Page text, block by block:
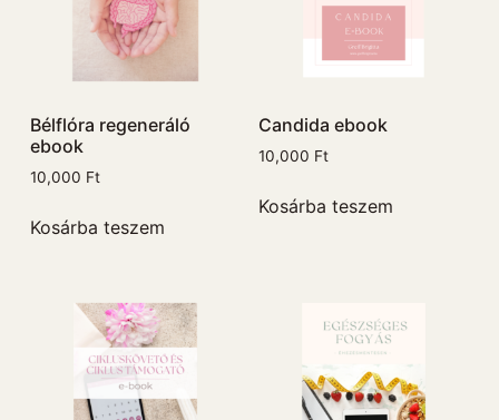
Bélflóra regeneráló
ebook
10,000 Ft
Kosárba teszem
Candida ebook
10,000 Ft
Kosárba teszem